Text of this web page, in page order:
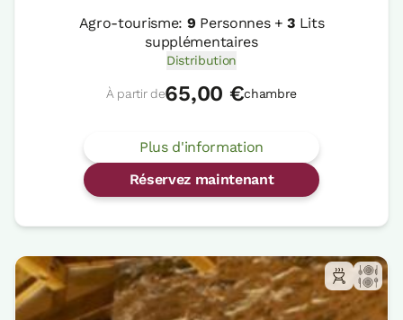
Agro-tourisme: 9 Personnes +3 Lits
supplémentaires
Distribution
À partir de65,00 €chambre
Plus d'information
Réservez maintenant